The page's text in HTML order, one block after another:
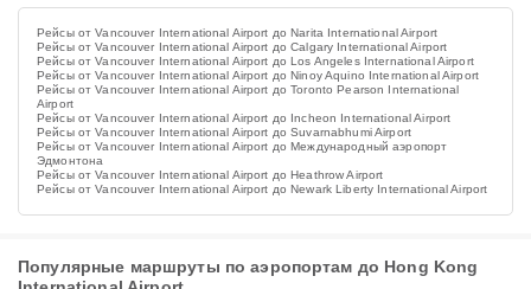
Рейсы от Vancouver International Airport до Narita International Airport
Рейсы от Vancouver International Airport до Calgary International Airport
Рейсы от Vancouver International Airport до Los Angeles International Airport
Рейсы от Vancouver International Airport до Ninoy Aquino International Airport
Рейсы от Vancouver International Airport до Toronto Pearson International
Airport
Рейсы от Vancouver International Airport до Incheon International Airport
Рейсы от Vancouver International Airport до Suvarnabhumi Airport
Рейсы от Vancouver International Airport до Международный аэропорт
Эдмонтона
Рейсы от Vancouver International Airport до Heathrow Airport
Рейсы от Vancouver International Airport до Newark Liberty International Airport
Популярные маршруты по аэропортам до Hong Kong